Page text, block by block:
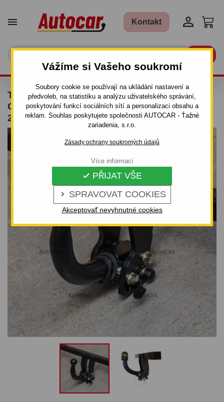
Vážíme si Vašeho soukromí
Soubory cookie se používají na ukládání nastavení a
předvoleb, na statistiku a analýzu uživatelského správání,
poskytování funkcí sociálních sítí a personalizaci obsahu a
reklam. Souhlas poskytujete společnosti AUTOCAR - Ťažné
zariadenia, s.r.o.
Zásady ochrany soukromých údajů
 SPRAVOVAT COOKIES
 PŘIJAT VŠE
Akceptovať nevyhnutné cookies
Více informací
 Kontakt 
TAŽNÉ ZAŘÍZENÍ PRO KIA RIO - 5 DV -
ODNÍMATELNÝ BAJONETOVÝ SYSTÉM - OD
2009